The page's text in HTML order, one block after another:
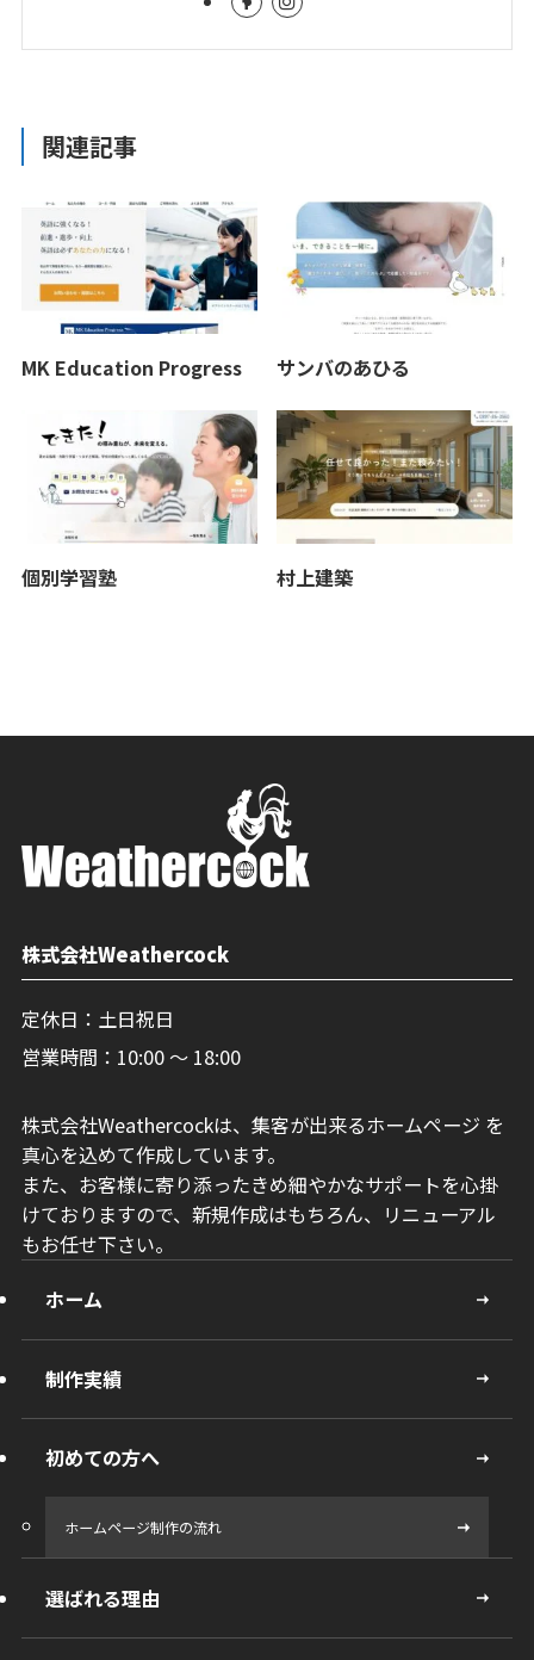
関連記事
MK Education Progress サンバのあひる
個別学習塾 村上建築
株式会社Weathercock
定休日：土日祝日
営業時間：10:00 〜 18:00
株式会社Weathercockは、集客が出来るホームページ を
真心を込めて作成しています。
また、お客様に寄り添ったきめ細やかなサポートを心掛
けておりますので、新規作成はもちろん、リニューアル
もお任せ下さい。
ホーム
制作実績
初めての方へ
ホームページ制作の流れ
選ばれる理由